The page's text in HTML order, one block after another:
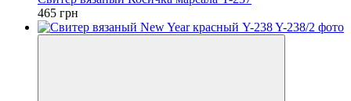
465 грн